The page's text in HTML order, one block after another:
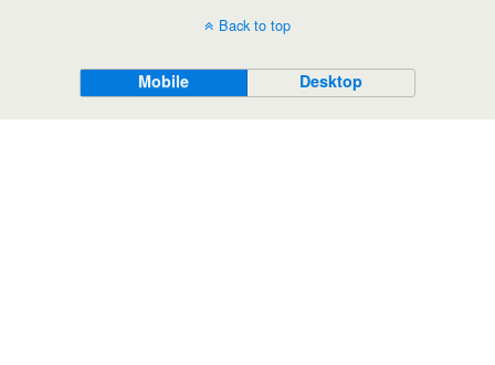
Back to top
Mobile Desktop